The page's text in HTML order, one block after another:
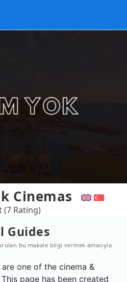
Cinemas
(7 Rating)
Guides
bu makale bilgi vermek amacıyla
one of the cinema &
page has been created